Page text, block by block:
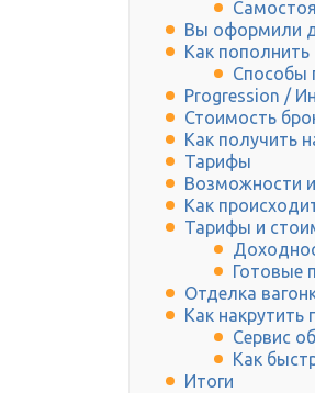
Вы оформили
Как
Способы
Progression /
Стоимость
Как получить
Тарифы
Возможности
Как
Тарифы и
Готовые
Отделка
Как накрутить
Сервис
Как
Итоги